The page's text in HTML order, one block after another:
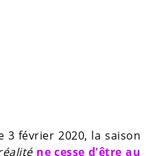
3 février 2020, la saison
ne cesse d'être au